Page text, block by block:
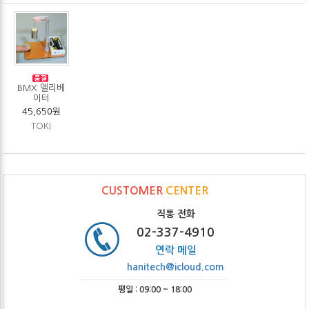
BMX 엘리베
이터
45,650원
TOKI
CUSTOMER CENTER
직통 전화
02-337-4910
연락 메일
hanitech@icloud.com
평일 : 09:00 ~ 18:00